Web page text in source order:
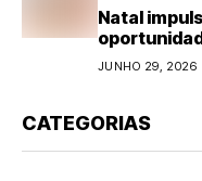
Natal
do varejo
JUNHO 29, 2026
CATEGORIAS